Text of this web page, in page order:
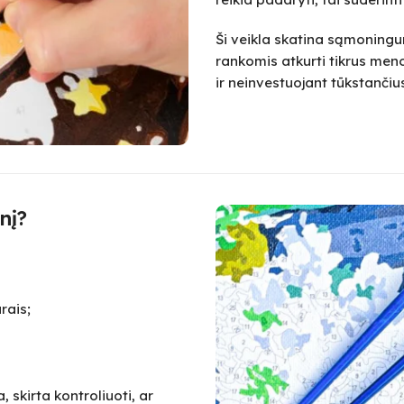
Ši veikla skatina
rankomis atkurti tikrus
ir neinvestuojant
skirta kontroliuoti, ar